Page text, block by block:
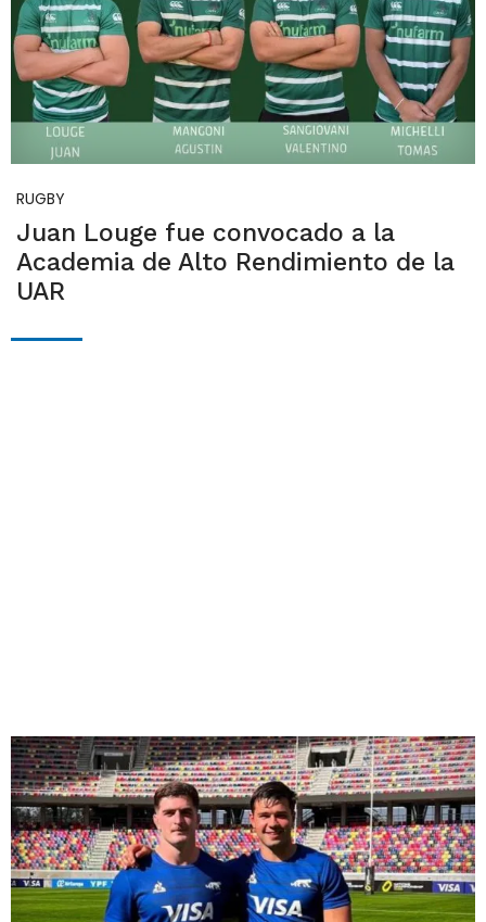
RUGBY
Juan Louge fue convocado a la
Academia de Alto Rendimiento de la
UAR